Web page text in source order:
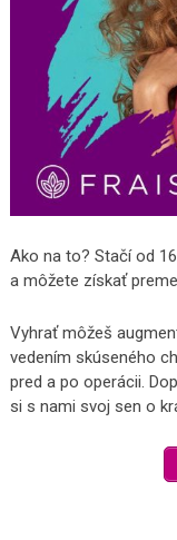
Ako na to? Stačí od
a môžete získať
Vyhrať môžeš
vedením skúseného
pred a po operácii.
si s nami svoj sen o